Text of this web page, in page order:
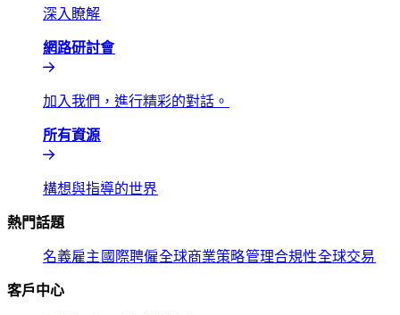
深入瞭解​​
網路研討會​​
加入我們，進行精彩的對話。​​
所有資源​​
構想與指導的世界​​
熱門話題​​
名義雇主​​ 國際聘僱​​全球商業策略​​管理合規性​​全球交易​​
客戶中心​​